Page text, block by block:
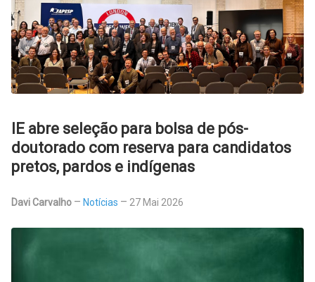
IE abre seleção para bolsa de pós-
doutorado com reserva para candidatos
pretos, pardos e indígenas
Davi Carvalho Notícias 27 Mai 2026